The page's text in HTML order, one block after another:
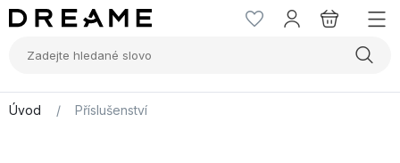
Úvod / Příslušenství